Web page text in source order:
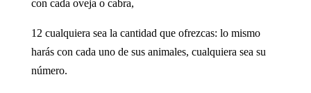
con cada oveja o cabra,
12 cualquiera sea la cantidad que ofrezcas: lo mismo
harás con cada uno de sus animales, cualquiera sea su
número.